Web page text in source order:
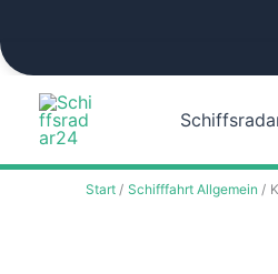
Zum
springen
Start Schifffahrt Allgemein